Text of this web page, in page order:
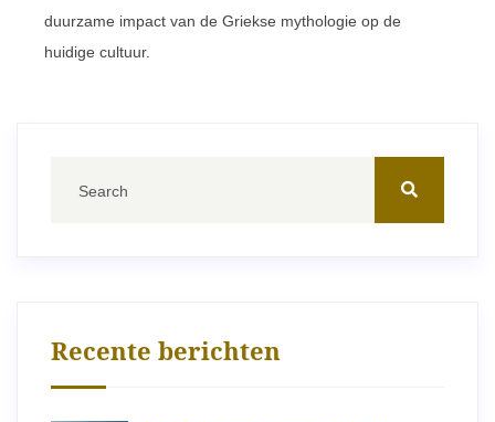
duurzame impact van de Griekse mythologie op de
huidige cultuur.
Recente berichten